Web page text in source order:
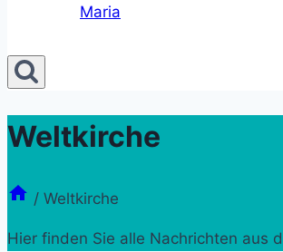
Maria
Weltkirche
/ Weltkirche
Hier finden Sie alle Nachrichten aus